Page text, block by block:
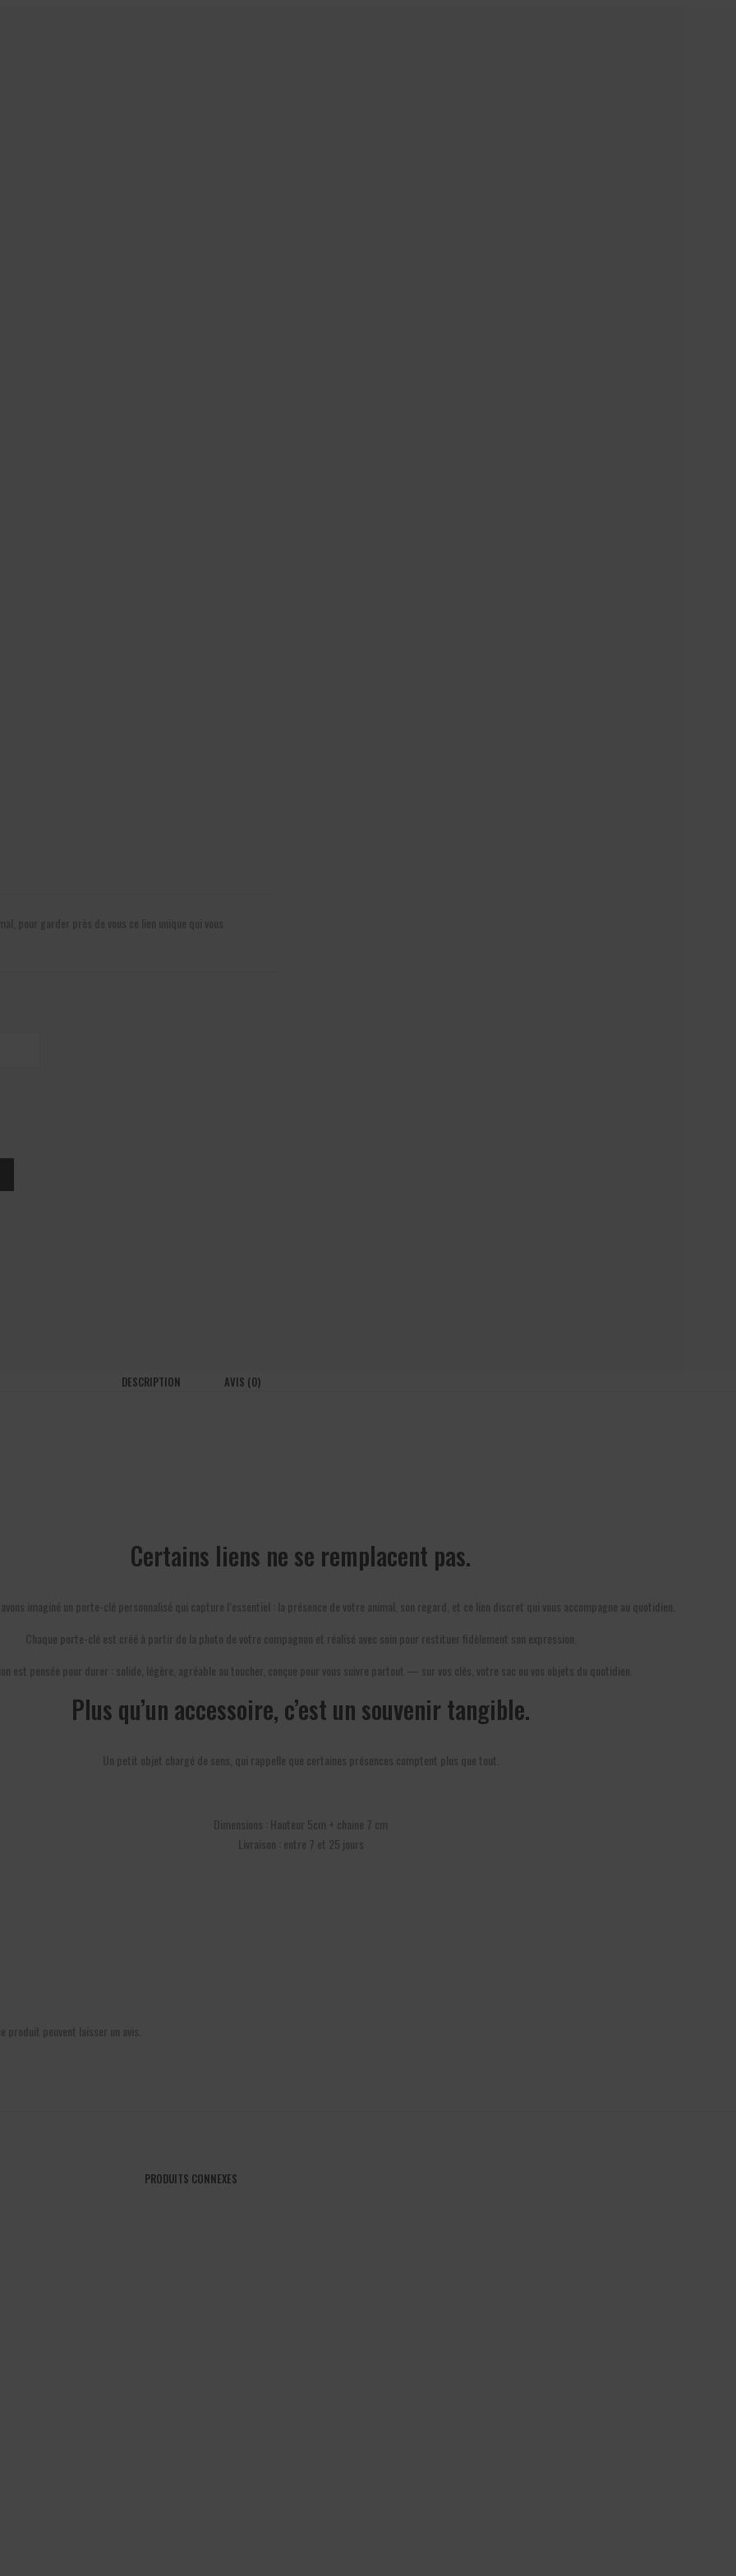
DESCRIPTION AVIS (0)
Certains liens ne se remplacent pas.
avons imaginé un porte-clé personnalisé qui capture l’essentiel : la présence de votre animal, son regard, et ce lien discret qui vous accompagne au quotidien.
Chaque porte-clé est créé à partir de la photo de votre compagnon et réalisé avec soin pour restituer fidèlement son expression.
est pensée pour durer : solide, légère, agréable au toucher, conçue pour vous suivre partout — sur vos clés, votre sac ou vos objets du quotidien.
Plus qu’un accessoire, c’est un souvenir tangible.
Un petit objet chargé de sens, qui rappelle que certaines présences comptent plus que tout.
Dimensions : Hauteur 5cm + chaine 7 cm
Livraison : entre 7 et 25 jours
produit peuvent laisser un avis.
PRODUITS CONNEXES